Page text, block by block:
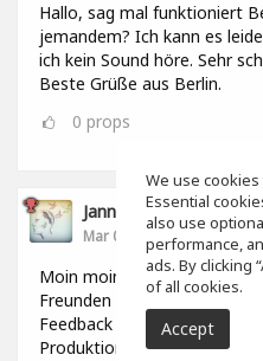
Hallo, sag mal funktioniert
jemandem? Ich kann es
ich kein Sound höre. Sehr
Beste Grüße aus Berlin.
0 props
Jannek Stoldt
Mar 06, 2022
Moin moin, ist hier noch
Freunden ein Lied
Feedback freuen, was den
Produktion angeht. Viele
We use
Essential
also use
performance,
ads. By clicking
of all cookies.
Accept